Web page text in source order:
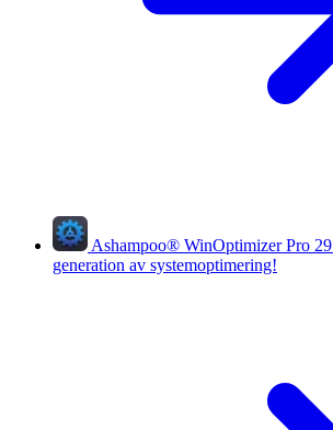
Ashampoo® WinOptimizer Pro 29
generation av systemoptimering!